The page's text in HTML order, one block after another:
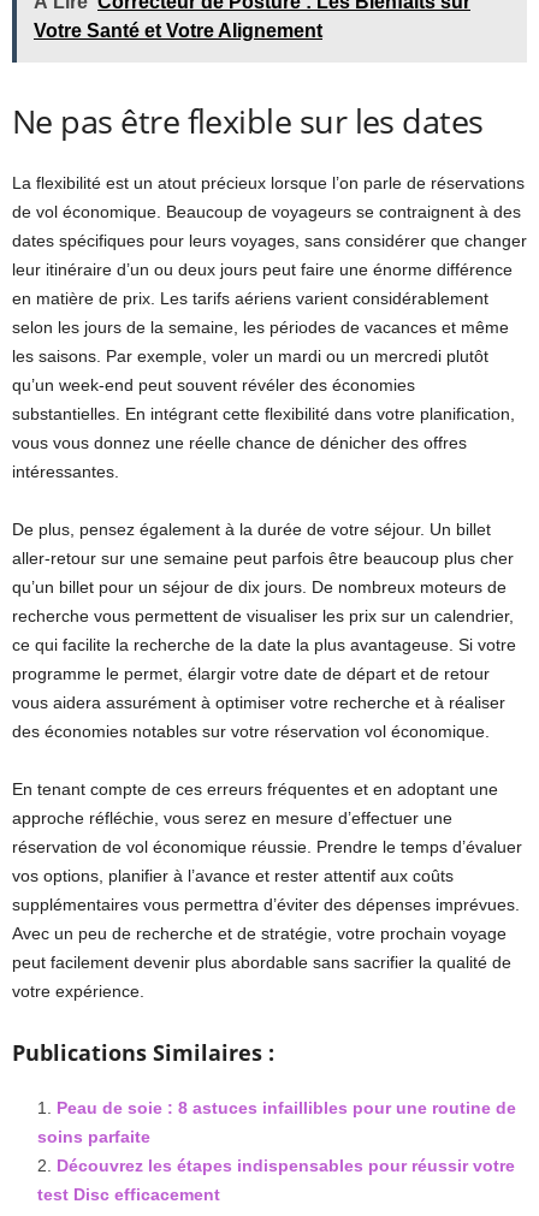
Votre Santé et Votre Alignement
Ne pas être flexible sur les dates
La flexibilité est un atout précieux lorsque l’on parle de réservations
de vol économique. Beaucoup de voyageurs se contraignent à des
dates spécifiques pour leurs voyages, sans considérer que changer
leur itinéraire d’un ou deux jours peut faire une énorme différence
en matière de prix. Les tarifs aériens varient considérablement
selon les jours de la semaine, les périodes de vacances et même
les saisons. Par exemple, voler un mardi ou un mercredi plutôt
qu’un week-end peut souvent révéler des économies
substantielles. En intégrant cette flexibilité dans votre planification,
vous vous donnez une réelle chance de dénicher des offres
intéressantes.
De plus, pensez également à la durée de votre séjour. Un billet
aller-retour sur une semaine peut parfois être beaucoup plus cher
qu’un billet pour un séjour de dix jours. De nombreux moteurs de
recherche vous permettent de visualiser les prix sur un calendrier,
ce qui facilite la recherche de la date la plus avantageuse. Si votre
programme le permet, élargir votre date de départ et de retour
vous aidera assurément à optimiser votre recherche et à réaliser
des économies notables sur votre réservation vol économique.
En tenant compte de ces erreurs fréquentes et en adoptant une
approche réfléchie, vous serez en mesure d’effectuer une
réservation de vol économique réussie. Prendre le temps d’évaluer
vos options, planifier à l’avance et rester attentif aux coûts
supplémentaires vous permettra d’éviter des dépenses imprévues.
Avec un peu de recherche et de stratégie, votre prochain voyage
peut facilement devenir plus abordable sans sacrifier la qualité de
votre expérience.
Publications Similaires :
Peau de soie : 8 astuces infaillibles pour une routine de
soins parfaite
Découvrez les étapes indispensables pour réussir votre
test Disc efficacement